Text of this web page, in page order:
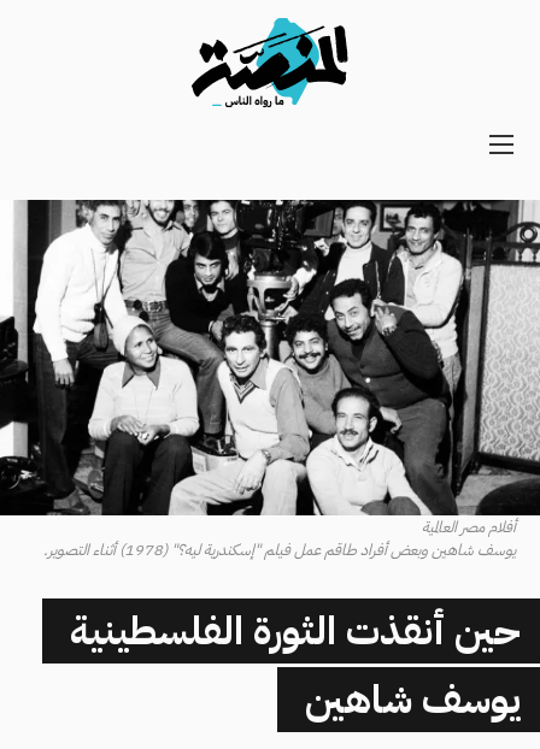
Main
Secondary
Navigation
أفلام مصر العالمية
يوسف شاهين وبعض أفراد طاقم عمل فيلم "إسكندرية ليه؟" (1978) أثناء التصوير.
حين أنقذت الثورة الفلسطينية
يوسف شاهين